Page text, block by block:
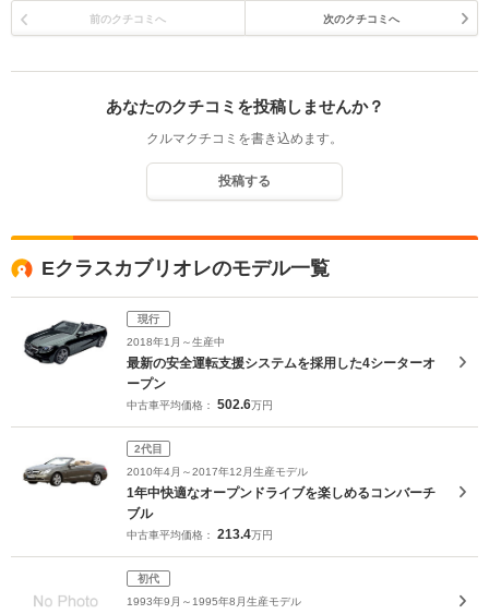
前のクチコミへ 次のクチコミへ
あなたのクチコミを投稿しませんか？
クルマクチコミを書き込めます。
投稿する
Eクラスカブリオレのモデル一覧
現行
2018年1月～生産中
最新の安全運転支援システムを採用した4シーターオ
ープン
中古車平均価格： 502.6万円
2代目
2010年4月～2017年12月生産モデル
1年中快適なオープンドライブを楽しめるコンバーチ
ブル
中古車平均価格： 213.4万円
初代
1993年9月～1995年8月生産モデル